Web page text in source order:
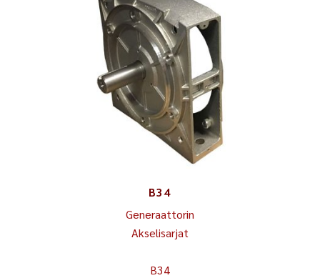
B34
Generaattorin
Akselisarjat
B34